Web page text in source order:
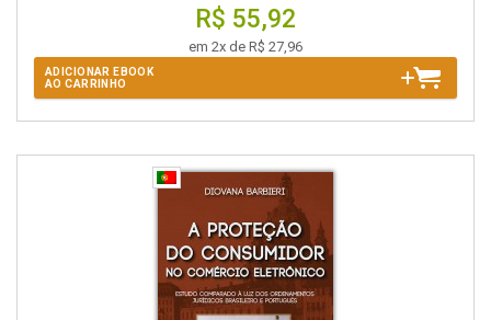
R$ 55,92
em 2x de R$ 27,96
ADICIONAR EBOOK
AO CARRINHO